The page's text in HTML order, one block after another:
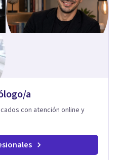
basadas en evidencia
desarrollar habilidades
sostenibles. Como
psicología y las neurociencias
claros, rigurosos y
un bienestar integral.
a
con atención online y